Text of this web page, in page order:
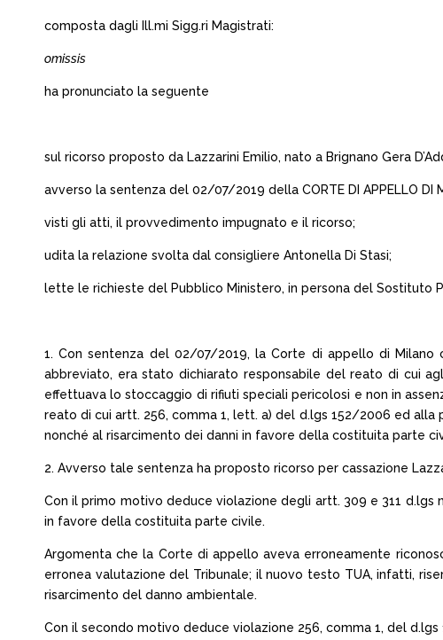
composta dagli Ill.mi Sigg.ri Magistrati:
omissis
ha pronunciato la seguente
sul ricorso proposto da Lazzarini Emilio, nato a Brignano Gera
avverso la sentenza del 02/07/2019 della CORTE DI APPELLO DI
visti gli atti, il provvedimento impugnato e il ricorso;
udita la relazione svolta dal consigliere Antonella Di Stasi;
lette le richieste del Pubblico Ministero, in persona del Sostituto
1. Con sentenza del 02/07/2019, la Corte di appello di Milano
abbreviato, era stato dichiarato responsabile del reato di cui
effettuava lo stoccaggio di rifiuti speciali pericolosi e non in
reato di cui artt. 256, comma 1, lett. a) del d.lgs 152/2006 ed
nonché al risarcimento dei danni in favore della costituita parte
2. Avverso tale sentenza ha proposto ricorso per cassazione
Con il primo motivo deduce violazione degli artt. 309 e 311
in favore della costituita parte civile.
Argomenta che la Corte di appello aveva erroneamente
erronea valutazione del Tribunale; il nuovo testo TUA, infatti,
risarcimento del danno ambientale.
Con il secondo motivo deduce violazione 256, comma 1, del